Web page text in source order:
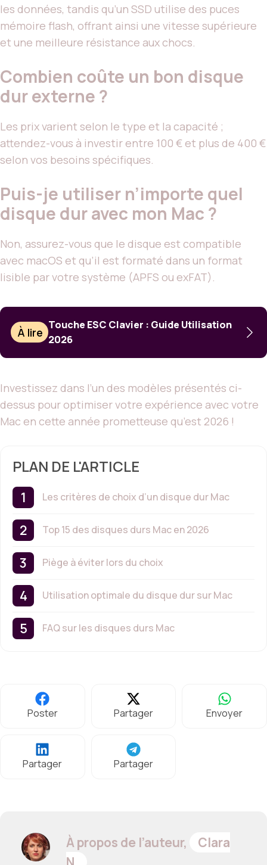
les données, tandis qu’un SSD utilise des puces
mémoire flash, offrant ainsi une vitesse supérieure
et une meilleure résistance aux chocs.
Combien coûte un bon disque
dur externe ?
Les prix varient selon le type et la capacité ;
attendez-vous à investir entre 100 € et plus de 400 €
selon vos besoins spécifiques.
Puis-je utiliser n’importe quel
disque dur avec mon Mac ?
Non, assurez-vous que le disque est compatible
avec macOS et qu’il est formaté dans un format
lisible par votre système (APFS ou exFAT).
À lire
Touche ESC Clavier : Guide Utilisation
2026
Investissez dans l’un des modèles présentés ci-
dessus pour optimiser votre expérience avec votre
Mac en cette année prometteuse qu’est 2026 !
PLAN DE L'ARTICLE
Les critères de choix d’un disque dur Mac
Top 15 des disques durs Mac en 2026
Piège à éviter lors du choix
Utilisation optimale du disque dur sur Mac
FAQ sur les disques durs Mac
Poster Partager Envoyer
Partager Partager
À propos de l’auteur,
Clara